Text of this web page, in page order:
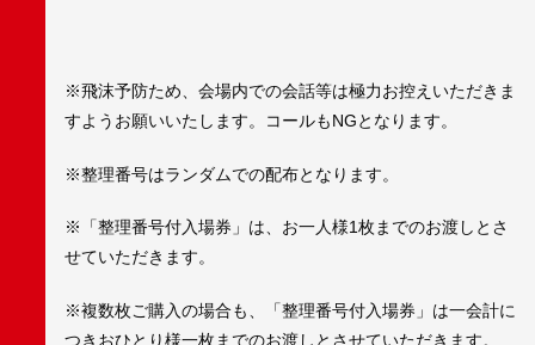
※飛沫予防ため、会場内での会話等は極力お控えいただきま
すようお願いいたします。コールもNGとなります。
※整理番号はランダムでの配布となります。
※「整理番号付入場券」は、お一人様1枚までのお渡しとさ
せていただきます。
※複数枚ご購入の場合も、「整理番号付入場券」は一会計に
つきおひとり様一枚までのお渡しとさせていただきます。